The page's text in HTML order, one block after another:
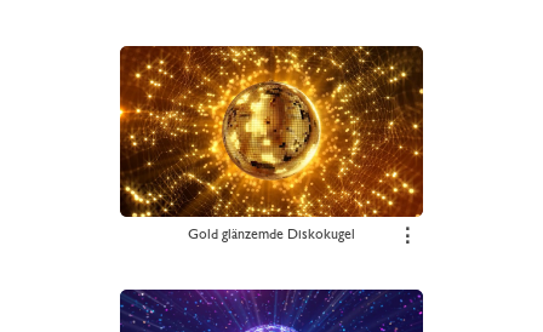
Gold glänzemde Diskokugel ⋮